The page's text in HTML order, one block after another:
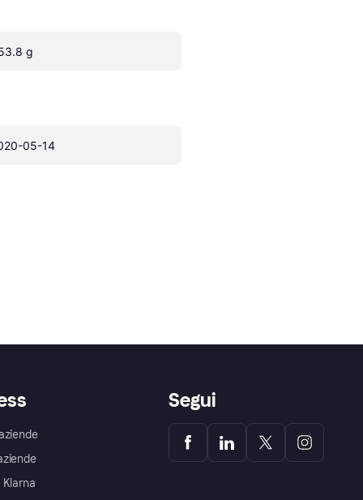
g
05-14
Segui